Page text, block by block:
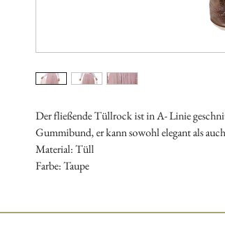
Der fließende Tüllrock ist in A- Linie
Gummibund, er kann sowohl elegant als
Material: Tüll
Farbe: Taupe